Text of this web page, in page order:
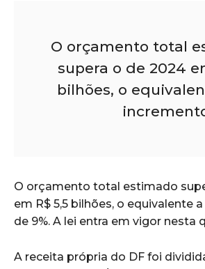
O orçamento total
supera o de 2024
bilhões, o
O orçamento total estimado
em R$ 5,5 bilhões, o equivalente
de 9%. A lei entra em vigor nesta
A receita própria do DF foi